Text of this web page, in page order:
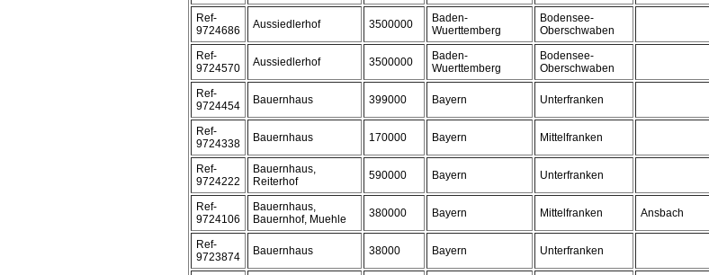
Ref-
9724686
Aussiedlerhof 3500000
Baden-
Wuerttemberg
Bodensee-
Oberschwaben
Ref-
9724570
Aussiedlerhof 3500000
Baden-
Wuerttemberg
Bodensee-
Oberschwaben
Ref-
9724454
Bauernhaus 399000 Bayern Unterfranken
Ref-
9724338
Bauernhaus 170000 Bayern Mittelfranken
Ref-
9724222
Bauernhaus,
Reiterhof
590000 Bayern Unterfranken
Ref-
9724106
Bauernhaus,
Bauernhof, Muehle
380000 Bayern Mittelfranken Ansbach
Ref-
9723874
Bauernhaus 38000 Bayern Unterfranken